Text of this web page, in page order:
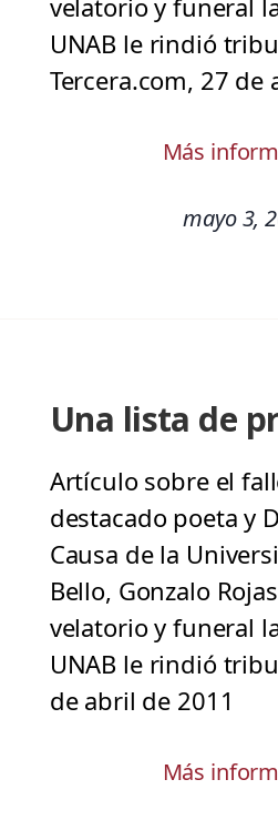
velatorio y funeral
UNAB le rindió
Tercera.com, 27 de
Más
mayo 3,
Una lista de
Artículo sobre el
destacado poeta y
Causa de la
Bello, Gonzalo
velatorio y funeral
UNAB le rindió
de abril de 2011
Más